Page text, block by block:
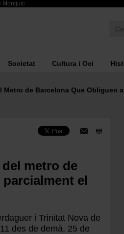
Montjuïc
Societat Cultura i Oci
de Barcelona Que Obliguen
metro de
el
i Trinitat Nova de
des de demà, 25 de